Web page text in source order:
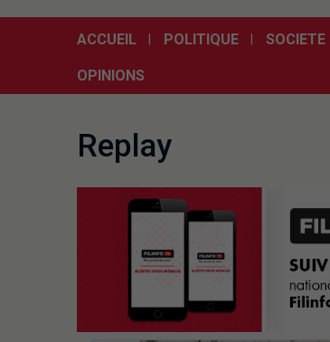
ACCUEIL POLITIQUE SOCIETE
OPINIONS
Replay